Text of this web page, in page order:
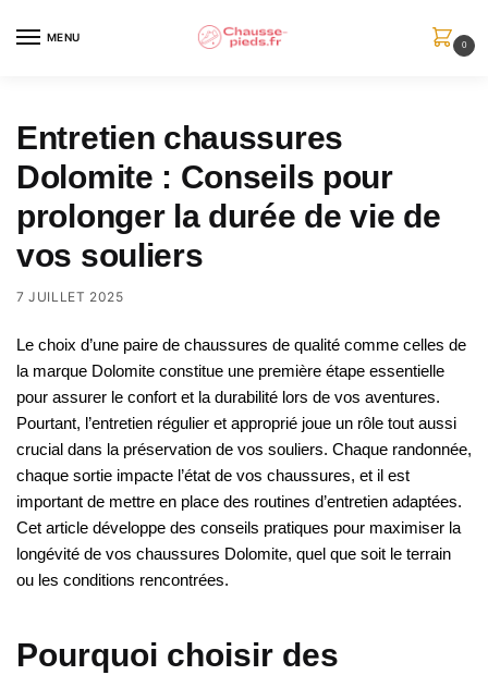
MENU
0
Entretien chaussures
Dolomite : Conseils pour
prolonger la durée de vie de
vos souliers
7 JUILLET 2025
Le choix d’une paire de chaussures de qualité comme celles de
la marque Dolomite constitue une première étape essentielle
pour assurer le confort et la durabilité lors de vos aventures.
Pourtant, l’entretien régulier et approprié joue un rôle tout aussi
crucial dans la préservation de vos souliers. Chaque randonnée,
chaque sortie impacte l’état de vos chaussures, et il est
important de mettre en place des routines d’entretien adaptées.
Cet article développe des conseils pratiques pour maximiser la
longévité de vos chaussures Dolomite, quel que soit le terrain
ou les conditions rencontrées.
Pourquoi choisir des